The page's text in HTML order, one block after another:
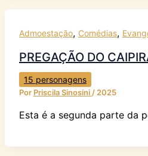
Admoestação, Comédias,
PREGAÇÃO DO
15 personagens
Por Priscila Sinosini/2025
Esta é a segunda parte da